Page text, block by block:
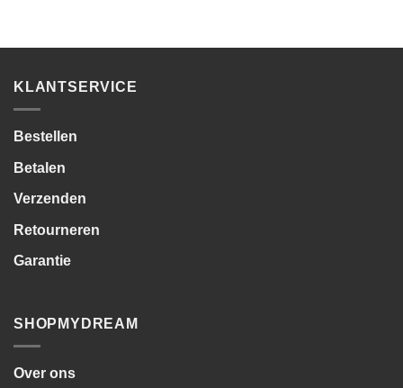
KLANTSERVICE
Bestellen
Betalen
Verzenden
Retourneren
Garantie
SHOPMYDREAM
Over ons